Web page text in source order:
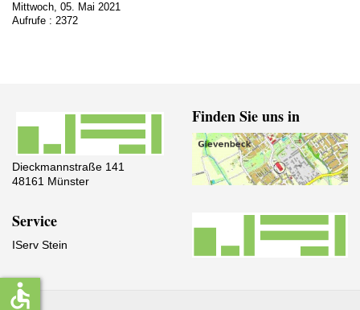
Mittwoch, 05. Mai 2021
Aufrufe : 2372
Dieckmannstraße 141
48161 Münster
Finden Sie uns in
Service
IServ Stein
accessible